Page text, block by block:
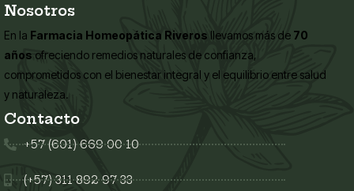
Nosotros
En la Farmacia Homeopática Riveros llevamos más de 70
años ofreciendo remedios naturales de confianza,
comprometidos con el bienestar integral y el equilibrio entre salud
y naturaleza.
Contacto
+57 (601) 669 00 10
(+57) 311 892 97 33